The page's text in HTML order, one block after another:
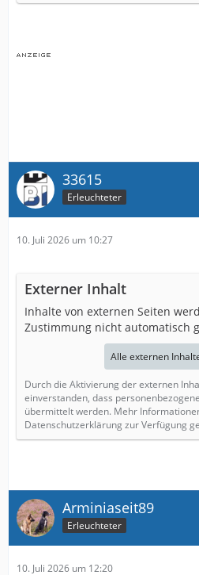
33615
Erleuchteter
10. Juli 2026 um 10:27
Externer Inhalt
Inhalte von externen Seiten
Zustimmung nicht automatisch
Alle externen
Durch die Aktivierung der externen
einverstanden, dass
übermittelt werden. Mehr
Datenschutzerklärung zur Verfügung
Arminiaseit89
Erleuchteter
10. Juli 2026 um 12:20